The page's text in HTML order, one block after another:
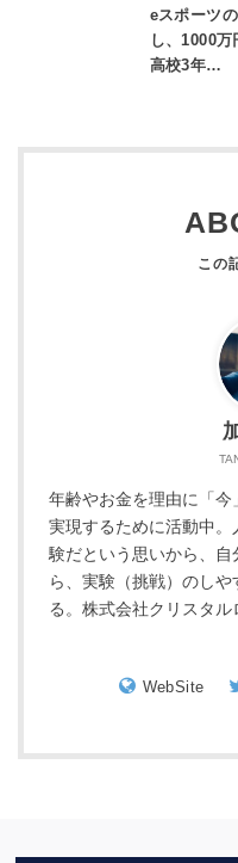
eスポーツ
し、1000
高校3年…
年齢やお金を理由に「
実現するために活動中
験だという思いから、
ら、実験（挑戦）のし
る。株式会社クリスタル
WebSite